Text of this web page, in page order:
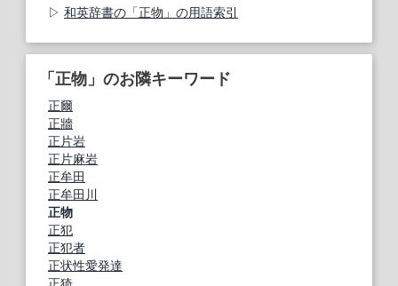
和英辞書の「正物」の用語索引
「正物」のお隣キーワード
正爾
正牆
正片岩
正片麻岩
正牟田
正牟田川
正物
正犯
正犯者
正状性愛発達